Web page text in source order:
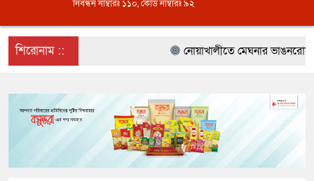
নিবন্ধন নাম্বারঃ ১১০, কোড নাম্বারঃ ৯২
শিরোনাম :: নোয়াখালীতে মেঘনার ভাঙনরোধে